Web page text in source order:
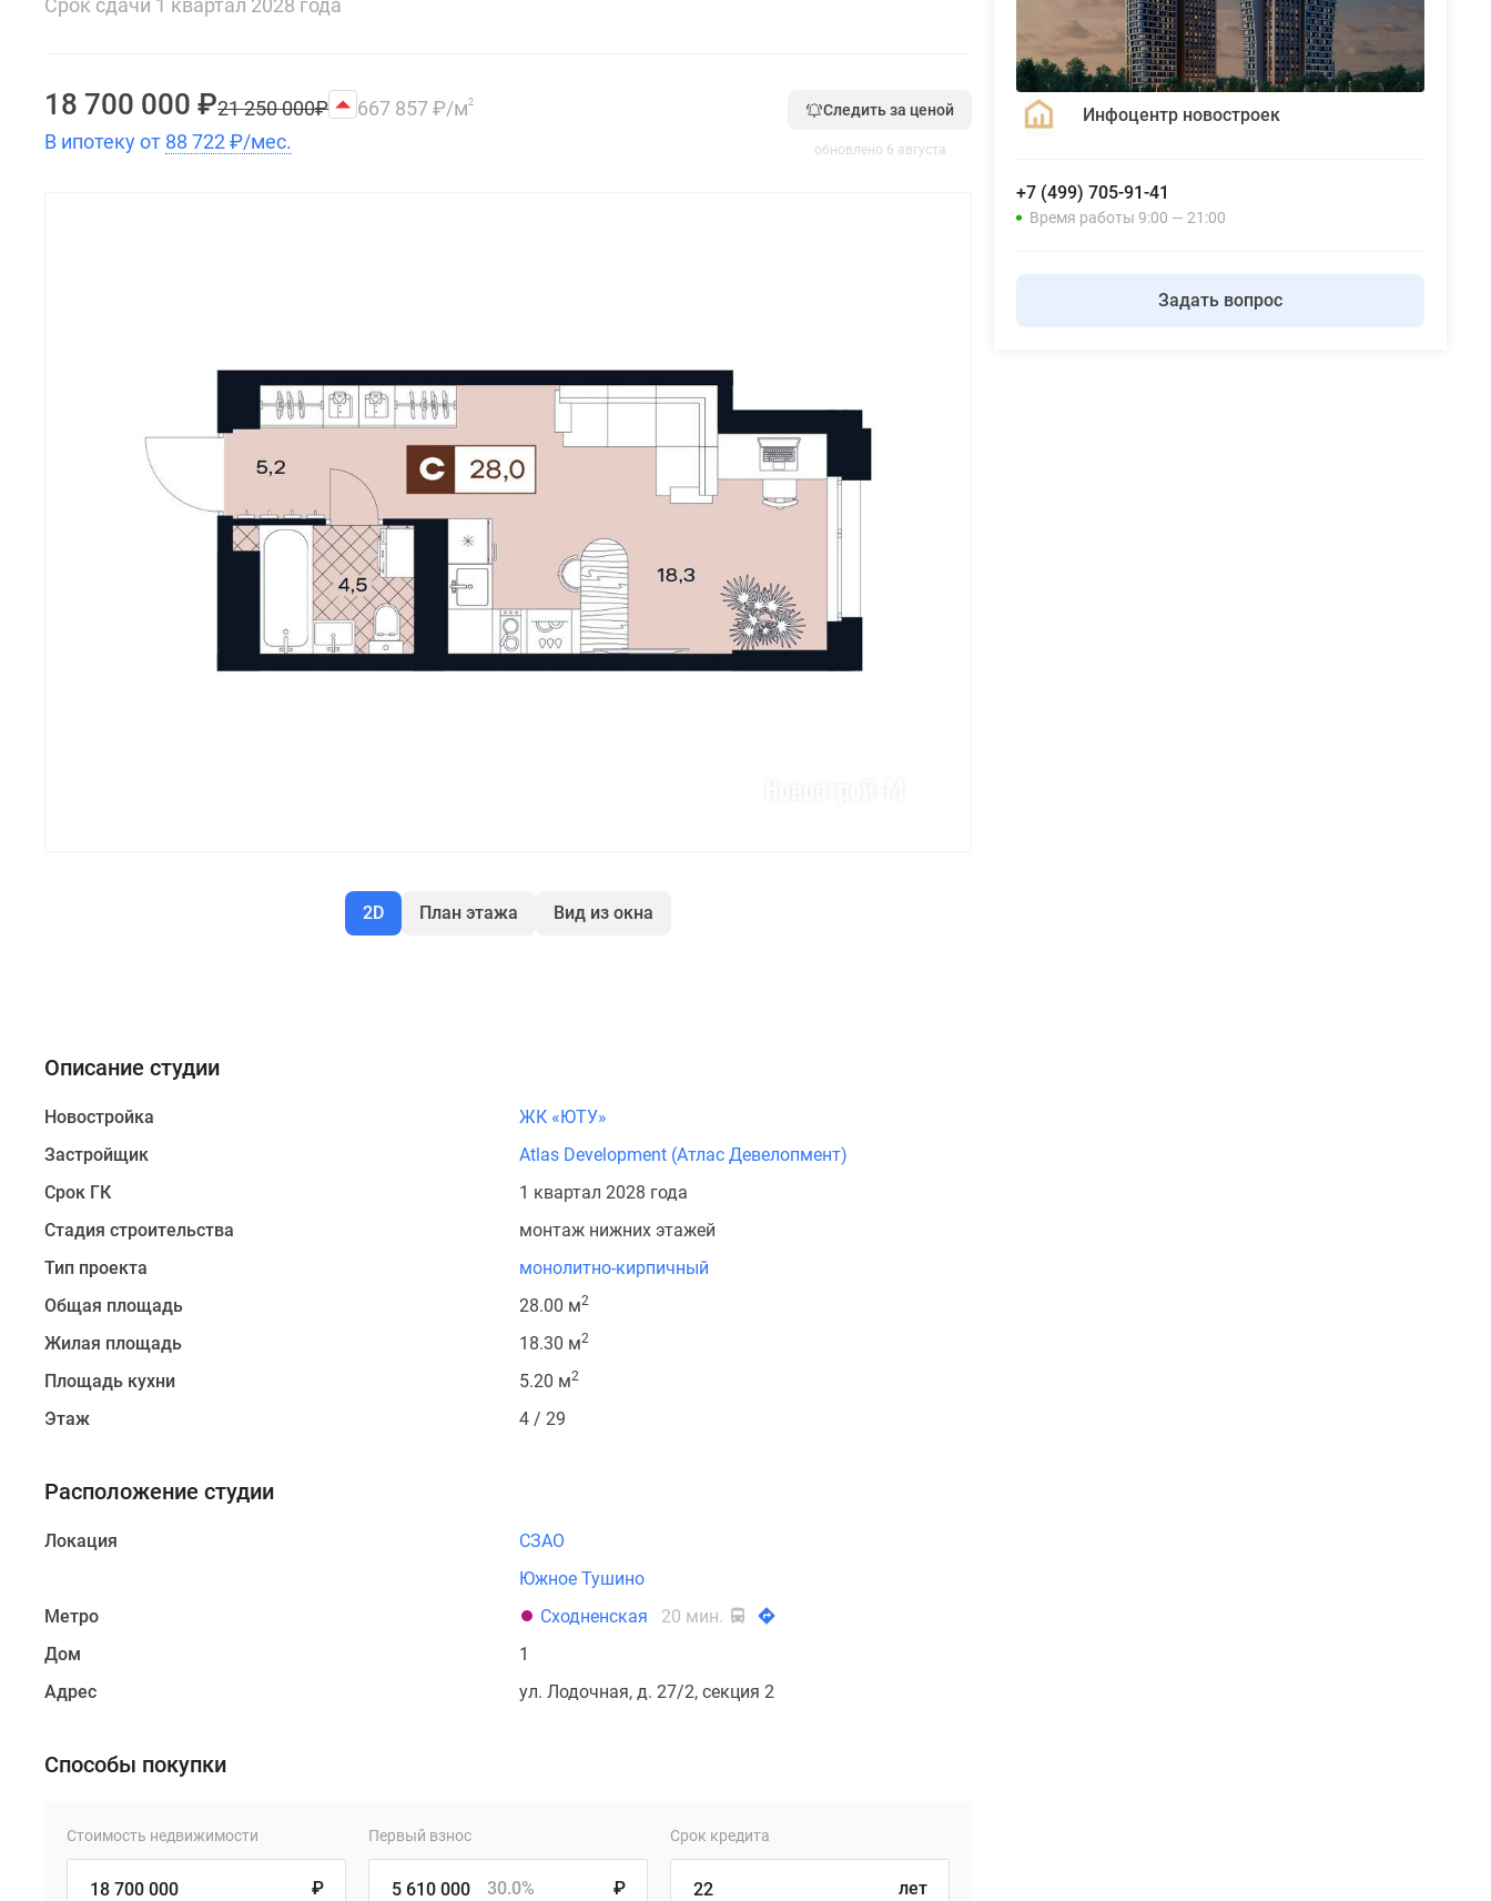
Срок сдачи 1 квартал 2028 года
18 700 000 ₽21 250 000₽ 667 857₽/м2
В ипотеку от 88 722₽/мес.
Следить за ценой
обновлено 6 августа
2D План этажа Вид из окна
Описание студии
Новостройка
ЖК «ЮТУ»
Застройщик
Atlas Development (Атлас Девелопмент)
Срок ГК
1 квартал 2028 года
Стадия строительства
монтаж нижних этажей
Тип проекта
монолитно-кирпичный
Общая площадь
28.00 м2
Жилая площадь 18.30 м2
Площадь кухни 5.20 м2
Этаж 4 / 29
Расположение студии
Локация
СЗАО
Южное Тушино
Метро
Сходненская
20 мин.
Дом
1
Адрес
ул. Лодочная, д. 27/2, секция 2
Способы покупки
Стоимость недвижимости
₽
Первый взнос
₽
30.0%
Срок кредита
лет
Инфоцентр новостроек
+7 (499) 705-91-41
Время работы 9:00 — 21:00
Задать вопрос